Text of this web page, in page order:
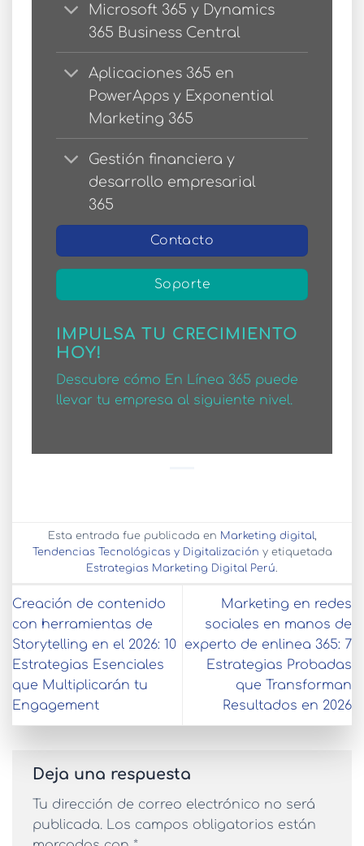
Microsoft 365 y Dynamics
365 Business Central
Aplicaciones 365 en
PowerApps y Exponential
Marketing 365
Gestión financiera y
desarrollo empresarial
365
Contacto
Soporte
IMPULSA TU CRECIMIENTO
HOY!
Descubre cómo En Línea 365 puede
llevar tu empresa al siguiente nivel.
Esta entrada fue publicada en Marketing digital,
Tendencias Tecnológicas y Digitalización y etiquetada
Estrategias Marketing Digital Perú.
Creación de contenido
con herramientas de
Storytelling en el 2026: 10
Estrategias Esenciales
que Multiplicarán tu
Engagement
Marketing en redes
sociales en manos de
experto de enlinea 365: 7
Estrategias Probadas
que Transforman
Resultados en 2026
Deja una respuesta
Tu dirección de correo electrónico no será
publicada. Los campos obligatorios están